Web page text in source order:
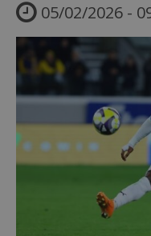
05/02/2026 -